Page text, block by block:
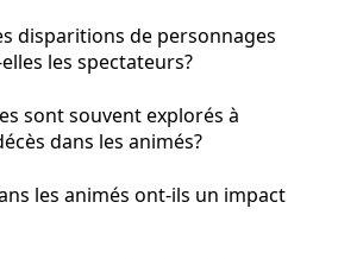
disparitions de personnages
les spectateurs?
sont souvent explorés à
dans les animés?
les animés ont-ils un impact